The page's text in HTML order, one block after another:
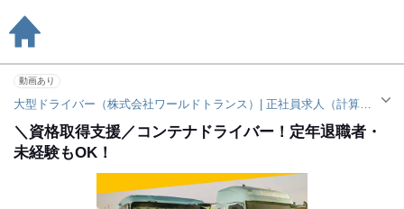
動画あり
大型ドライバー（株式会社ワールドトランス）| 正社員求人（計算科学センター 神戸どうぶつ王国富岳前駅）
＼資格取得支援／コンテナドライバー！定年退職者・
未経験もOK！